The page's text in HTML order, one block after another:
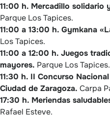
11:00 h. Mercadillo solidario
Parque Los Tapices.
11:00 a 13:00 h. Gymkana
Los Tapices.
11:00 a 12:00 h. Juegos
mayores. Parque Los Tapices.
11:30 h. II Concurso
Ciudad de Zaragoza. Carpa
17:30 h. Meriendas
Rafael Esteve.